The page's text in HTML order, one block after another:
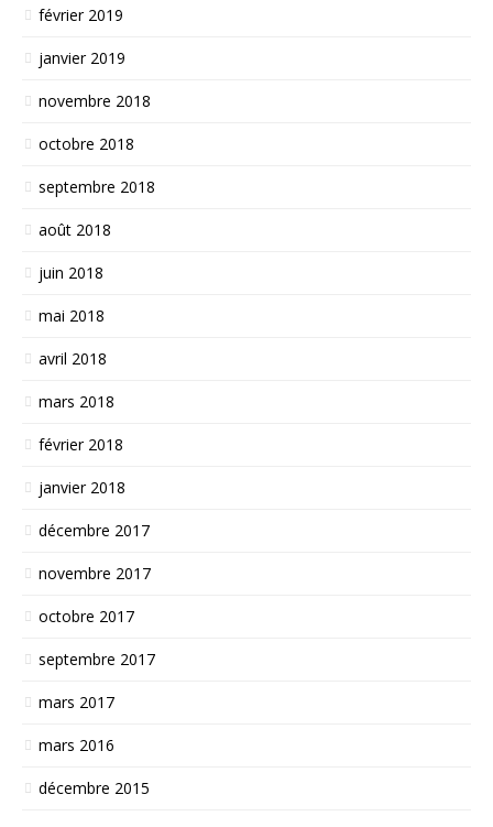
février 2019
janvier 2019
novembre 2018
octobre 2018
septembre 2018
août 2018
juin 2018
mai 2018
avril 2018
mars 2018
février 2018
janvier 2018
décembre 2017
novembre 2017
octobre 2017
septembre 2017
mars 2017
mars 2016
décembre 2015